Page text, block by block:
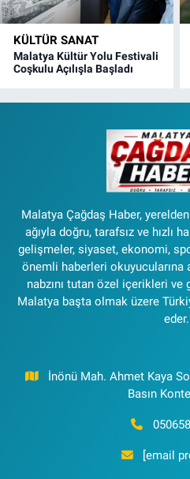
KÜLTÜR SANAT
Malatya Kültür Yolu Festivali
Coşkulu Açılışla Başladı
Malatya Çağdaş Haber,
ağıyla doğru, tarafsız ve hızlı
gelişmeler, siyaset, ekonomi,
önemli haberleri okuyucularına
nabzını tutan özel içerikleri
Malatya başta olmak üzere
eder.
İnönü Mah. Ahmet Kaya
Basın
[email